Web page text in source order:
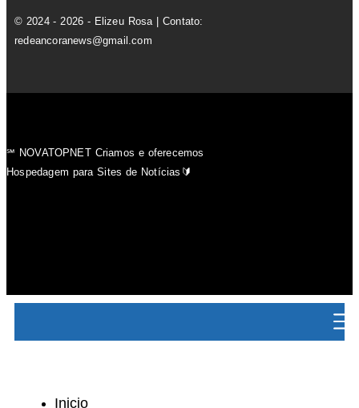
© 2024 - 2026 - Elizeu Rosa | Contato:
redeancoranews@gmail.com
℠ NOVATOPNET Criamos e oferecemos
Hospedagem para Sites de Notícias🔰
Inicio